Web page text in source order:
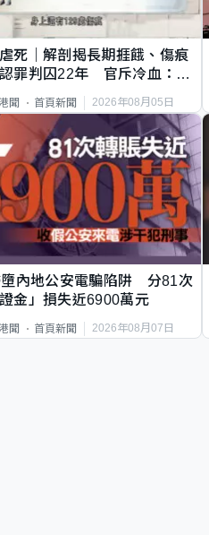
死｜解剖揭長期捱餓、傷痕
罪判囚22年 官斥冷血：同
聞 首頁新聞 2026年08月05日
內地公安電騙陷阱 分81次
金」損失近6900萬元
聞 首頁新聞 2026年08月07日